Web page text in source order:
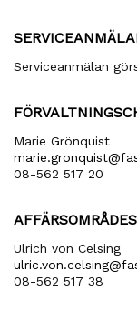
Serviceanmälan
Marie Grönquist
08-562 517 20
Ulrich von Celsing
08-562 517 38